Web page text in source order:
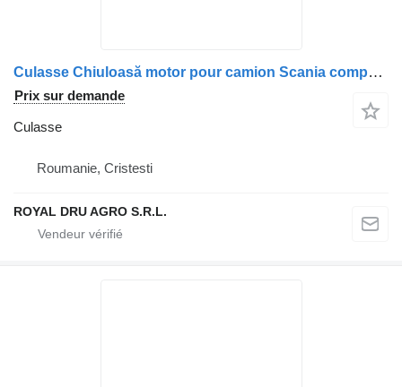
Culasse Chiuloasă motor pour camion Scania compatible 1921303, 2005283, 2330322, 1874583, 1855950, 2002702
Prix sur demande
Culasse
Roumanie, Cristesti
ROYAL DRU AGRO S.R.L.